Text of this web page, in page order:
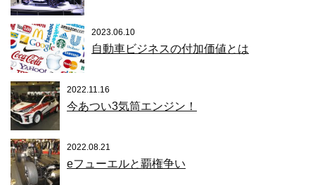
2023.06.10
自動車ビジネスの付加価値とは
2022.11.16
今あつい3気筒エンジン！
2022.08.21
eフューエルと覇権争い